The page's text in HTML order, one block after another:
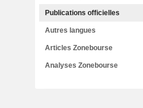
Publications officielles
Autres langues
Articles Zonebourse
Analyses Zonebourse